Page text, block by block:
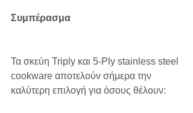
Συμπέρασμα
Τα σκεύη Triply και 5-Ply stainless steel
cookware αποτελούν σήμερα την
καλύτερη επιλογή για όσους θέλουν: